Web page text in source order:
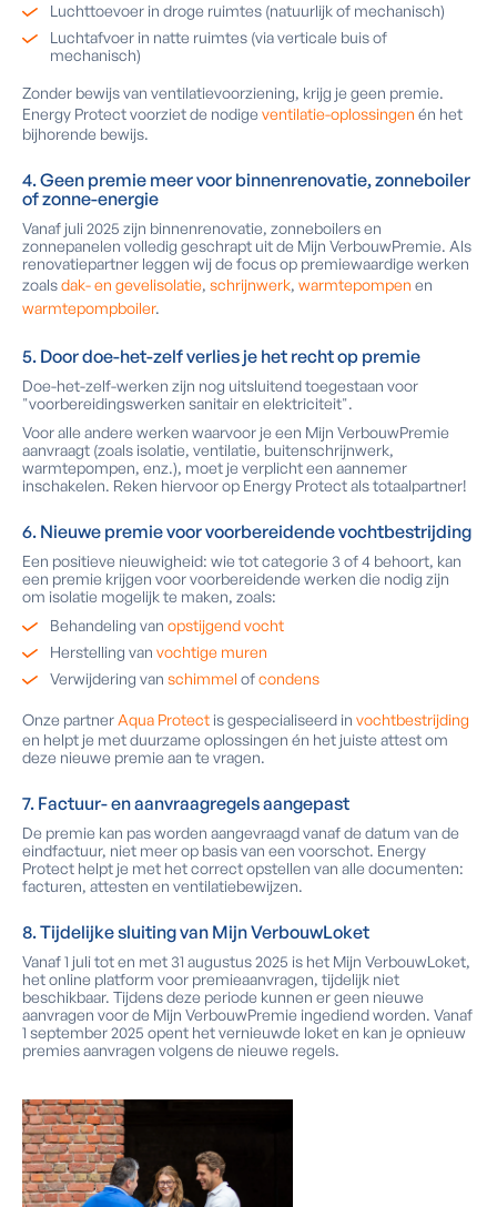
Luchttoevoer in droge ruimtes (natuurlijk of mechanisch)
Luchtafvoer in natte ruimtes (via verticale buis of
mechanisch)
Zonder bewijs van ventilatievoorziening, krijg je geen premie.
Energy Protect voorziet de nodige ventilatie-oplossingen én het
bijhorende bewijs.
4. Geen premie meer voor binnenrenovatie, zonneboiler
of zonne-energie
Vanaf juli 2025 zijn binnenrenovatie, zonneboilers en
zonnepanelen volledig geschrapt uit de Mijn VerbouwPremie. Als
renovatiepartner leggen wij de focus op premiewaardige werken
zoalsdak- en gevelisolatie, schrijnwerk, warmtepompen en
warmtepompboiler.
5. Door doe-het-zelf verlies je het recht op premie
Doe-het-zelf-werken zijn nog uitsluitend toegestaan voor
"voorbereidingswerken sanitair en elektriciteit".
Voor alle andere werken waarvoor je een Mijn VerbouwPremie
aanvraagt (zoals isolatie, ventilatie, buitenschrijnwerk,
warmtepompen, enz.), moet je verplicht een aannemer
inschakelen. Reken hiervoor op Energy Protect als totaalpartner!
6. Nieuwe premie voor voorbereidende vochtbestrijding
Een positieve nieuwigheid: wie tot categorie 3 of 4 behoort, kan
een premie krijgen voor voorbereidende werken die nodig zijn
om isolatie mogelijk te maken, zoals:
Behandeling van opstijgend vocht
Herstelling van vochtige muren
Verwijdering van schimmel ofcondens
Onze partner Aqua Protect is gespecialiseerd in vochtbestrijding
en helpt je met duurzame oplossingen én het juiste attest om
deze nieuwe premie aan te vragen.
7. Factuur- en aanvraagregels aangepast
De premie kan pas worden aangevraagd vanaf de datum van de
eindfactuur, niet meer op basis van een voorschot. Energy
Protect helpt je met het correct opstellen van alle documenten:
facturen, attesten en ventilatiebewijzen.
8. Tijdelijke sluiting van Mijn VerbouwLoket
Vanaf 1 juli tot en met 31 augustus 2025 is het Mijn VerbouwLoket,
het online platform voor premieaanvragen, tijdelijk niet
beschikbaar. Tijdens deze periode kunnen er geen nieuwe
aanvragen voor de Mijn VerbouwPremie ingediend worden. Vanaf
1 september 2025 opent het vernieuwde loket en kan je opnieuw
premies aanvragen volgens de nieuwe regels.